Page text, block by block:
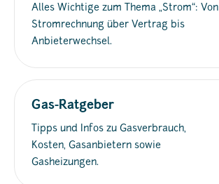
Alles Wichtige zum Thema „Strom“: Von
Stromrechnung über Vertrag bis
Anbieterwechsel.
Gas-Ratgeber
Tipps und Infos zu Gasverbrauch,
Kosten, Gasanbietern sowie
Gasheizungen.